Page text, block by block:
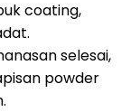
coating,
selesai,
powder